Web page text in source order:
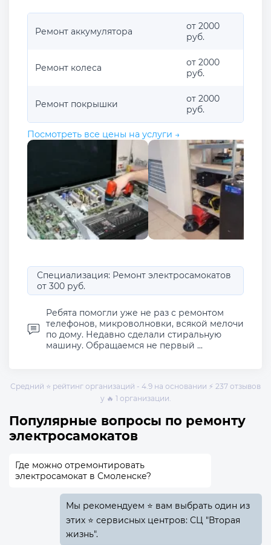
Ремонт аккумулятора
от 2000
руб.
Ремонт колеса
от 2000
руб.
Ремонт покрышки
от 2000
руб.
Посмотреть все цены на услуги →
Специализация: Ремонт электросамокатов
от 300 руб.
Ребята помогли уже не раз с ремонтом
телефонов, микроволновки, всякой мелочи
по дому. Недавно сделали стиральную
машину. Обращаемся не первый ...
Средний ⭐ рейтинг организаций - 4.9 на основании ⚡ 237 отзывов
у 🔥 1 организации.
Популярные вопросы по ремонту
электросамокатов
Где можно отремонтировать
электросамокат в Смоленске?
Мы рекомендуем ⭐ вам выбрать один из
этих ⭐ сервисных центров: СЦ "Вторая
жизнь".